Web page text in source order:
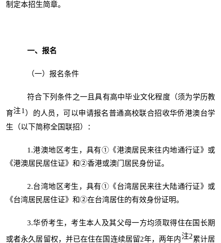
制定本招生简章。
一、报名
（一）报名条件
符合下列条件之一且具有高中毕业文化程度（须为学历教
育注1 ）的人员，可以申请报名普通高校联合招收华侨港澳台学
生（以下简称全国联招）：
1.港澳地区考生，具有①《港澳居民来往内地通行证》或
《港澳居民居住证》和②香港或澳门居民身份证。
2.台湾地区考生，具有①《台湾居民来往大陆通行证》或
《台湾居民居住证》和②在台湾居住的有效身份证明。
3.华侨考生，考生本人及其父母一方均须取得住在国长期
或者永久居留权，并已在住在国连续居留2年，两年内注2累计居